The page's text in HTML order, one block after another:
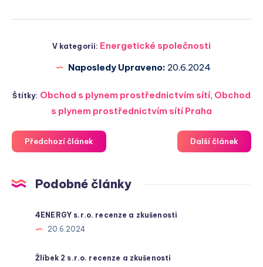
V kategorii: Energetické společnosti
Naposledy Upraveno: 20.6.2024
Štítky: Obchod s plynem prostřednictvím sítí, Obchod
s plynem prostřednictvím sítí Praha
Předchozí článek Další článek
Podobné články
4ENERGY s.r.o. recenze a zkušenosti
20.6.2024
Žlíbek 2 s.r.o. recenze a zkušenosti